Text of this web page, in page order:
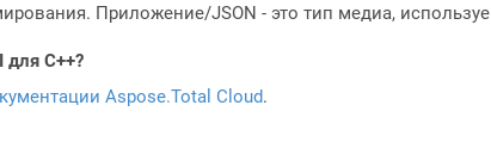
Приложение/JSON - это тип медиа,
для C++?
Aspose.Total Cloud.